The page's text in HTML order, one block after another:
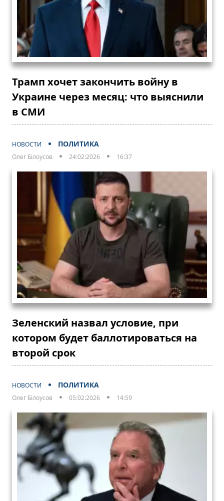
Трамп хочет закончить войну в
Украине через месяц: что выяснили
в СМИ
НОВОСТИ ПОЛИТИКА
Олег Білоусов 24:02:2026 16:37
Зеленский назвал условие, при
котором будет баллотироваться на
второй срок
НОВОСТИ ПОЛИТИКА
Олег Білоусов 05:02:2026 14:59